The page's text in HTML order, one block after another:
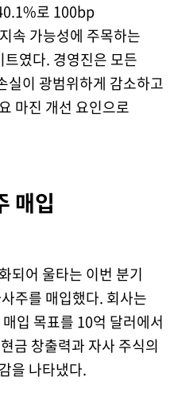
로 100bp
속 가능성에 주목하는
였다. 경영진은 모든
실이 광범위하게 감소하고
마진 개선 요인으로
매입
되어 울타는 이번 분기
주를 매입했다. 회사는
입 목표를 10억 달러에서
금 창출력과 자사 주식의
을 나타냈다.